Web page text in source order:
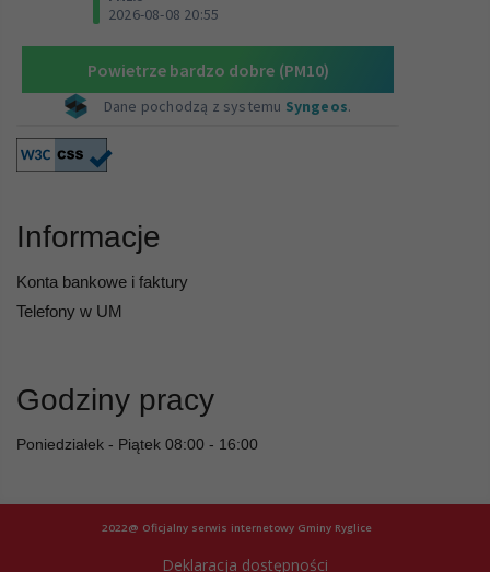
Informacje
Konta bankowe i faktury
Telefony w UM
Godziny pracy
Poniedziałek - Piątek 08:00 - 16:00
2022@ Oficjalny serwis internetowy Gminy Ryglice
Deklaracja dostępności